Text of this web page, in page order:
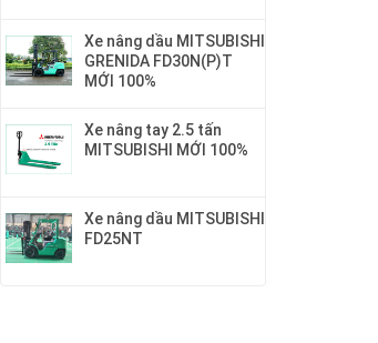
Xe nâng dầu MITSUBISHI
GRENIDA FD30N(P)T
MỚI 100%
Xe nâng tay 2.5 tấn
MITSUBISHI MỚI 100%
Xe nâng dầu MITSUBISHI
FD25NT